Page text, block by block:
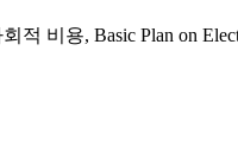
적 비용, Basic Plan on